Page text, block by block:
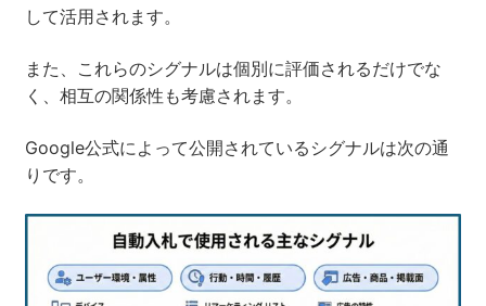
して活用されます。
また、これらのシグナルは個別に評価されるだけでな
く、相互の関係性も考慮されます。
Google公式によって公開されているシグナルは次の通
りです。